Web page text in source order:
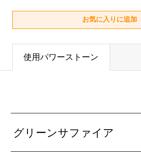
使用パワーストーン
グリーンサファイア